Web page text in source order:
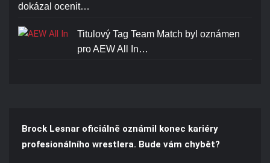
dokázal ocenit…
Titulový Tag Team Match byl oznámen
pro AEW All In…
Brock Lesnar oficiálně oznámil konec kariéry
profesionálního wrestlera. Bude vám chybět?